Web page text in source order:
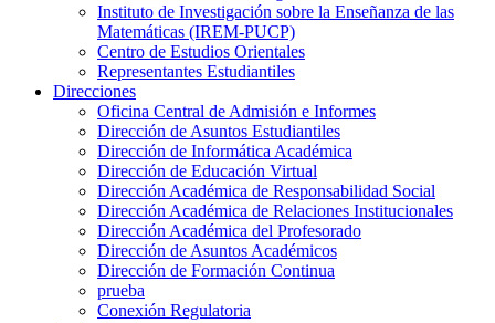
Instituto de Investigación sobre la Enseñanza de las
Matemáticas (IREM-PUCP)
Centro de Estudios Orientales
Representantes Estudiantiles
Direcciones
Oficina Central de Admisión e Informes
Dirección de Asuntos Estudiantiles
Dirección de Informática Académica
Dirección de Educación Virtual
Dirección Académica de Responsabilidad Social
Dirección Académica de Relaciones Institucionales
Dirección Académica del Profesorado
Dirección de Asuntos Académicos
Dirección de Formación Continua
prueba
Conexión Regulatoria